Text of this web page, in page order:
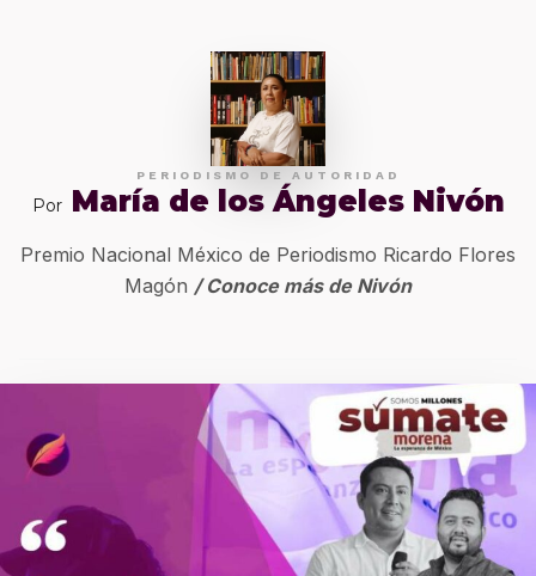
PERIODISMO DE AUTORIDAD
Por María de los Ángeles Nivón
Premio Nacional México de Periodismo Ricardo Flores
Magón / Conoce más de Nivón